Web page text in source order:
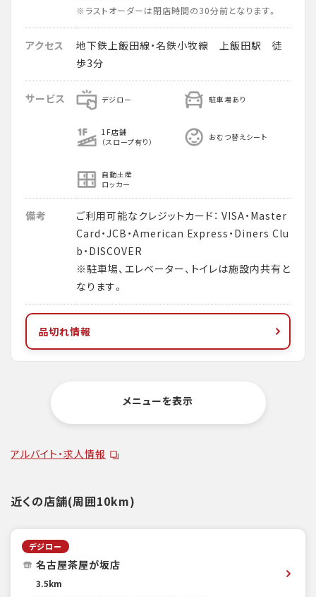
※ラストオーダーは閉店時間の30分前となります。
アクセス
地下鉄上飯田線・名鉄小牧線 上飯田駅 徒
歩3分
サービス デジロー 駐車場あり
1F店舗
（スロープ有り）
おむつ替えシート
自動土産
ロッカー
備考
ご利用可能なクレジットカード： VISA・Master
Card・JCB・American Express・Diners Clu
b・DISCOVER
※駐車場、エレベーター、トイレは施設内共有と
なります。
品切れ情報
メニューを表示
アルバイト・求人情報
近くの店舗(周囲10km)
デジロー
名古屋茶屋が坂店
3.5km